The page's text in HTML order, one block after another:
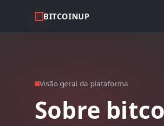
BITCOINUP
Visão geral da plataforma
Sobre